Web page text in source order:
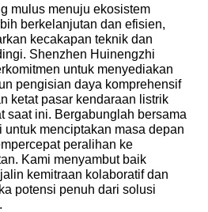
mulus menuju ekosistem
berkelanjutan dan efisien,
kecakapan teknik dan
Shenzhen Huinengzhi
untuk menyediakan
pengisian daya komprehensif
ketat pasar kendaraan listrik
saat ini. Bergabunglah bersama
untuk menciptakan masa depan
peralihan ke
Kami menyambut baik
kemitraan kolaboratif dan
potensi penuh dari solusi